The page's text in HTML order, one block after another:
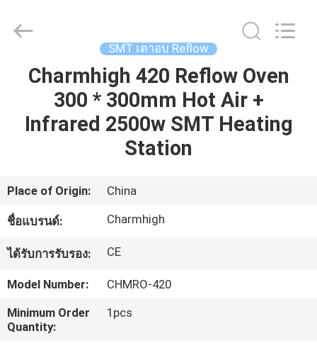
บ้าน
สินค้า
วิดีโอ
เกี่ยว
กับ
เรา
2026
CHARMHIGH
Reserved.
SMT เตาอบ Reflow
Charmhigh 420 Reflow Oven
300 * 300mm Hot Air +
Infrared 2500w SMT Heating
Station
Place of Origin: China
ชื่อแบรนด์: Charmhigh
ได้รับการรับรอง: CE
Model Number:
CHMRO-420
Minimum Order
Quantity:
1pcs